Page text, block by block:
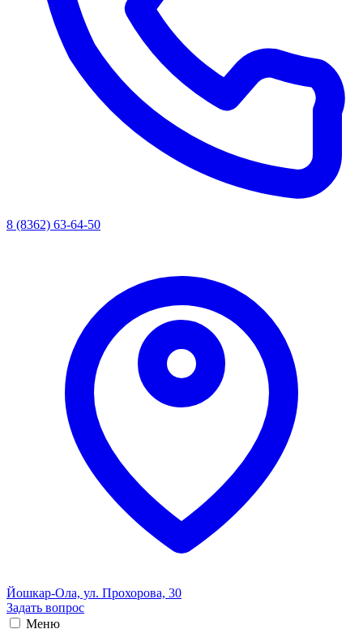
8 (8362) 63-64-50
Йошкар-Ола, ул. Прохорова, 30
Задать вопрос
Меню